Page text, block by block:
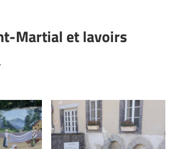
Martial et lavoirs